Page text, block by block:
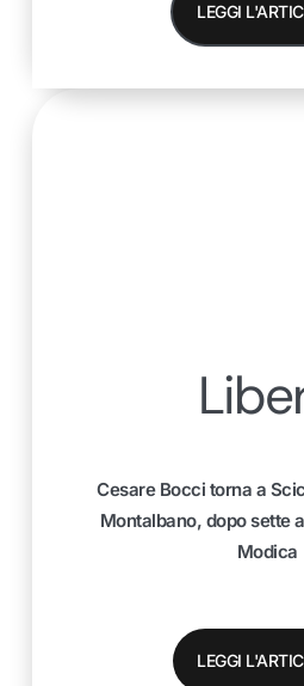
LEGGI
Cesare Bocci torna a
Montalbano, dopo sette
Modica
LEGGI